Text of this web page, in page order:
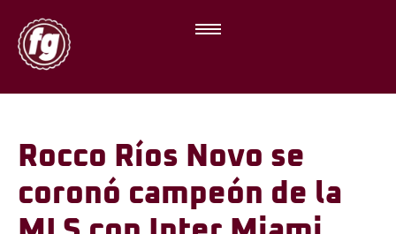
Rocco Ríos Novo se
coronó campeón de la